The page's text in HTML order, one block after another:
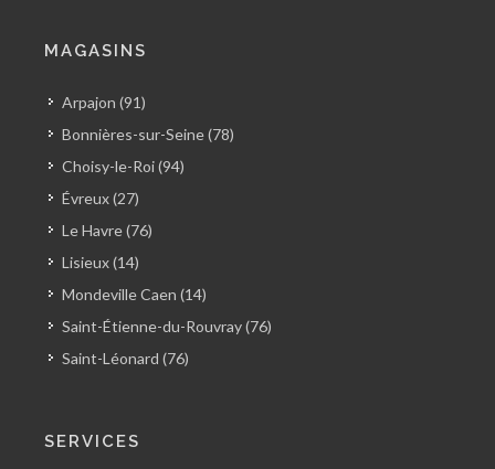
MAGASINS
Arpajon (91)
Bonnières-sur-Seine (78)
Choisy-le-Roi (94)
Évreux (27)
Le Havre (76)
Lisieux (14)
Mondeville Caen (14)
Saint-Étienne-du-Rouvray (76)
Saint-Léonard (76)
SERVICES